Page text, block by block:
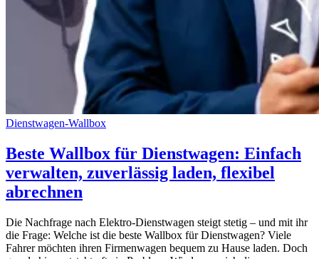
Dienstwagen-Wallbox
Beste Wallbox für Dienstwagen: Einfach
verwalten, zuverlässig laden, flexibel
abrechnen
Die Nachfrage nach Elektro-Dienstwagen steigt stetig – und mit ihr
die Frage: Welche ist die beste Wallbox für Dienstwagen? Viele
Fahrer möchten ihren Firmenwagen bequem zu Hause laden. Doch